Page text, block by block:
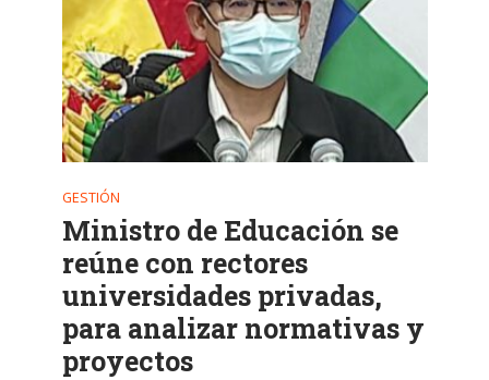
GESTIÓN
Ministro de Educación se
reúne con rectores
universidades privadas,
para analizar normativas y
proyectos